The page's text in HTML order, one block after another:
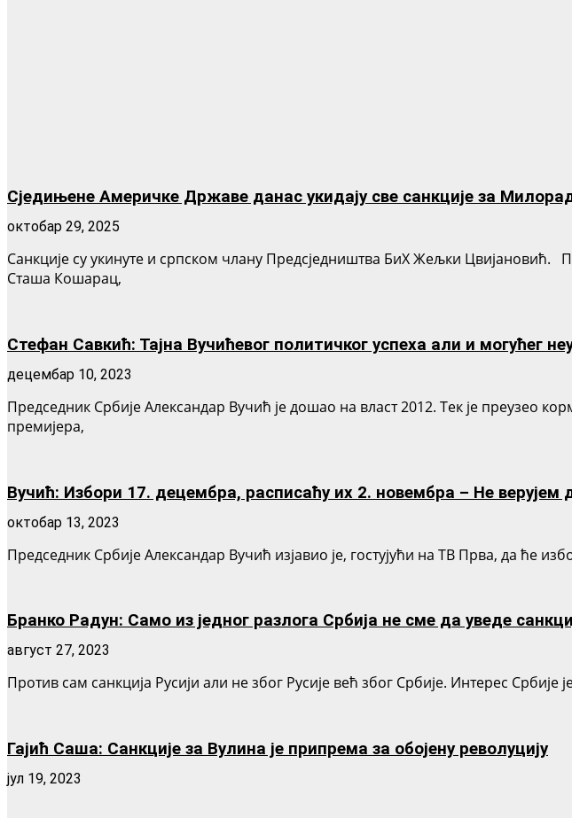
Сједињене Америчке Државе данас укидају све санкције за
октобар 29, 2025
Санкције су укинуте и српском члану Предсједништва БиХ Жељки
Сташа Кошарац,
Стефан Савкић: Тајна Вучићевог политичког успеха али и могућег
децембар 10, 2023
Председник Србије Александар Вучић је дошао на власт 2012. Тек је преузео
премијера,
Вучић: Избори 17. децембра, расписаћу их 2. новембра – Не верујем
октобар 13, 2023
Председник Србије Александар Вучић изјавио је, гостујући на ТВ Прва, да ће
Бранко Радун: Само из једног разлога Србија не сме да уведе
август 27, 2023
Против сам санкција Русији али не због Русије већ због Србије. Интерес
Гајић Саша: Санкције за Вулина је припрема за обојену револуцију
јул 19, 2023